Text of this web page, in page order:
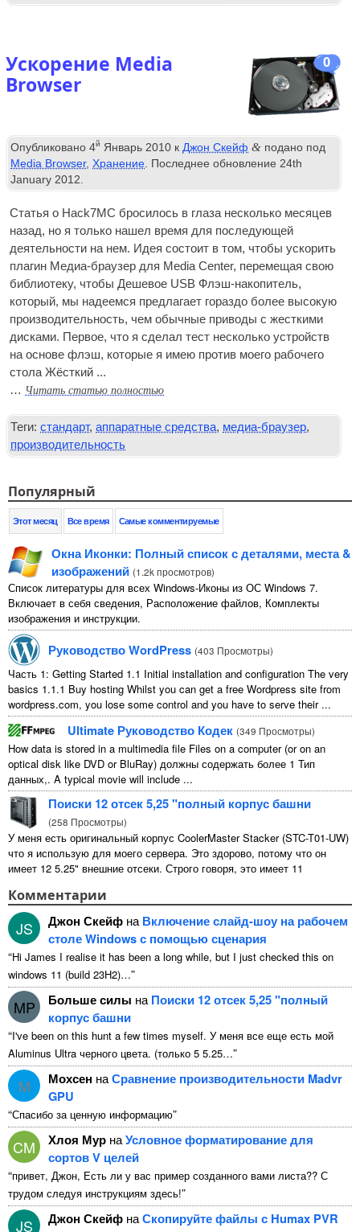
0
Ускорение Media
Browser
Опубликовано4й Январь 2010 кДжон Скейф & подано под
Media Browser,Хранение. Последнее обновление24th
January 2012.
Статья о Hack7MC бросилось в глаза несколько месяцев
назад, но я только нашел время для последующей
деятельности на нем. Идея состоит в том, чтобы ускорить
плагин Медиа-браузер для Media Center, перемещая свою
библиотеку, чтобы Дешевое USB Флэш-накопитель,
который, мы надеемся предлагает гораздо более высокую
производительность, чем обычные приводы с жесткими
дисками. Первое, что я сделал тест несколько устройств
на основе флэш, которые я имею против моего рабочего
стола Жёсткий ...
… Читать статью полностью
Теги: стандарт,аппаратные средства, медиа-браузер,
производительность
Популярный
Этот месяц Все время Самые комментируемые
Окна Иконки: Полный список с деталями, места &
изображений (1.2k просмотров)
Список литературы для всех Windows-Иконы из ОС Windows 7.
Включает в себя сведения, Расположение файлов, Комплекты
изображения и инструкции.
Руководство WordPress (403 Просмотры)
Часть 1: Getting Started 1.1 Initial installation and configuration The very
basics 1.1.1 Buy hosting Whilst you can get a free Wordpress site from
wordpress.com, you lose some control and you have to serve their...
Ultimate Руководство Кодек (349 Просмотры)
How data is stored in a multimedia file Files on a computer(or on an
optical disk like DVD or BluRay) должны содержать более 1 Тип
данных,. A typical movie will include ...
Поиски 12 отсек 5,25 "полный корпус башни
(258 Просмотры)
У меня есть оригинальный корпус CoolerMaster Stacker (STC-T01-UW)
что я использую для моего сервера. Это здорово, потому что он
имеет 12 5.25" внешние отсеки. Строго говоря, это имеет 11
Комментарии
JS Джон Скейф на Включение слайд-шоу на рабочем
столе Windows с помощью сценария
“Hi James I realise it has been a long while, but I just checked this on
windows 11 (build 23H2)…”
MP Больше силы на Поиски 12 отсек 5,25 "полный
корпус башни
“I've been on this hunt a few times myself. У меня все еще есть мой
Aluminus Ultra черного цвета. (только 5 5.25…”
M Мохсен наСравнение производительности Madvr
GPU
“Спасибо за ценную информацию”
CM Хлоя Мур наУсловное форматирование для
сортов V целей
“привет, Джон, Есть ли у вас пример созданного вами листа?? С
трудом следуя инструкциям здесь!”
JS Джон Скейф наСкопируйте файлы с Humax PVR